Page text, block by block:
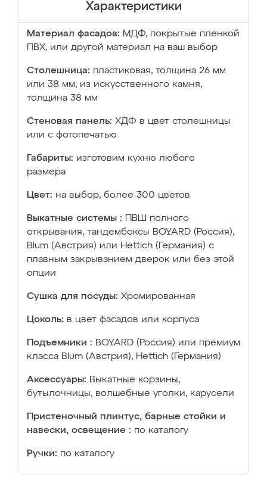
Характеристики
Материал фасадов: МДФ, покрытые плёнкой
ПВХ, или другой материал на ваш выбор
Столешница: пластиковая, толщина 26 мм
или 38 мм; из искусственного камня,
толщина 38 мм
Стеновая панель: ХДФ в цвет столешницы
или с фотопечатью
Габариты: изготовим кухню любого
размера
Цвет: на выбор, более 300 цветов
Выкатные системы :
ПВШ полного
открывания, тандембоксы BOYARD (Россия),
Blum (Австрия) или Hettich (Германия) с
плавным закрыванием дверок или без этой
опции
Сушка для посуды: Хромированная
Цоколь: в цвет фасадов или корпуса
Подъемники : BOYARD (Россия) или премиум
класса Blum (Австрия), Hettich (Германия)
Аксессуары: Выкатные корзины,
бутылочницы, волшебные уголки, карусели
Пристеночный плинтус, барные стойки и
навески, освещение : по каталогу
Ручки: по каталогу